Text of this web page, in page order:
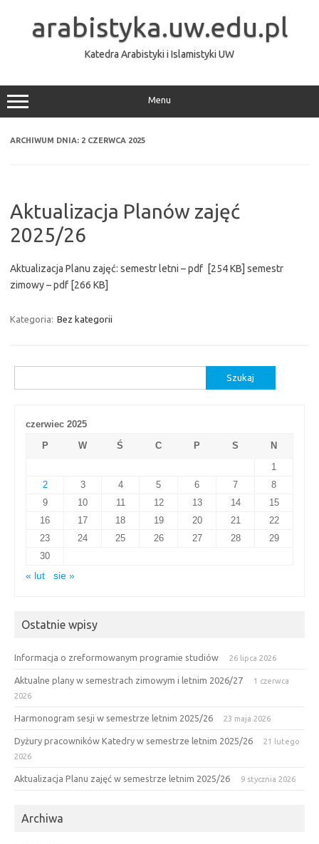
arabistyka.uw.edu.pl
Katedra Arabistyki i Islamistyki UW
Menu
ARCHIWUM DNIA: 2 CZERWCA 2025
Aktualizacja Planów zajęć
2025/26
Aktualizacja Planu zajęć: semestr letni – pdf [254 KB] semestr
zimowy – pdf [266 KB]
Kategoria: Bez kategorii
czerwiec 2025
P
W Ś C P S
N
1
2
3 4 5 6 7
8
9
10 11 12 13 14
15
16
17 18 19 20 21
22
23
24 25 26 27 28
29
30
« lut
sie »
Ostatnie wpisy
Informacja o zreformowanym programie studiów 26 lipca 2026
Aktualne plany w semestrach zimowym i letnim 2026/27
1 czerwca
2026
Harmonogram sesji w semestrze letnim 2025/26 23 maja 2026
Dyżury pracowników Katedry w semestrze letnim 2025/26
21 lutego
2026
Aktualizacja Planu zajęć w semestrze letnim 2025/26 9 stycznia 2026
Archiwa